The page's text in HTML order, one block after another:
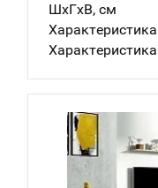
ШxГxВ, см
Характеристика
Характеристика